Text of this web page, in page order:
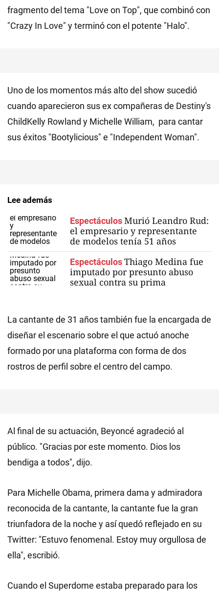
fragmento del tema "Love on Top", que combinó con
"Crazy In Love" y terminó con el potente "Halo".
Uno de los momentos más alto del show sucedió
cuando aparecieron sus ex compañeras de Destiny's
ChildKelly Rowland y Michelle William, para cantar
sus éxitos "Bootylicious" e "Independent Woman".
Lee además
EspectáculosMurió Leandro Rud:
el empresario y representante
de modelos tenía 51 años
EspectáculosThiago Medina fue
imputado por presunto abuso
sexual contra su prima
La cantante de 31 años también fue la encargada de
diseñar el escenario sobre el que actuó anoche
formado por una plataforma con forma de dos
rostros de perfil sobre el centro del campo.
Al final de su actuación, Beyoncé agradeció al
público. "Gracias por este momento. Dios los
bendiga a todos", dijo.
Para Michelle Obama, primera dama y admiradora
reconocida de la cantante, la cantante fue la gran
triunfadora de la noche y así quedó reflejado en su
Twitter: "Estuvo fenomenal. Estoy muy orgullosa de
ella", escribió.
Cuando el Superdome estaba preparado para los